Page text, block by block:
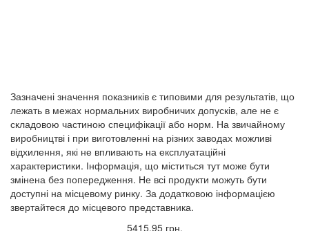
Зазначені значення показників є типовими для результатів, що
лежать в межах нормальних виробничих допусків, але не є
складовою частиною специфікації або норм. На звичайному
виробництві і при виготовленні на різних заводах можливі
відхилення, які не впливають на експлуатаційні
характеристики. Інформація, що міститься тут може бути
змінена без попередження. Не всі продукти можуть бути
доступні на місцевому ринку. За додатковою інформацією
звертайтеся до місцевого представника.
5415.95 грн.